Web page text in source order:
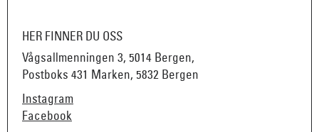
HER FINNER DU OSS
Vågsallmenningen 3, 5014 Bergen,
Postboks 431 Marken, 5832 Bergen
Instagram
Facebook